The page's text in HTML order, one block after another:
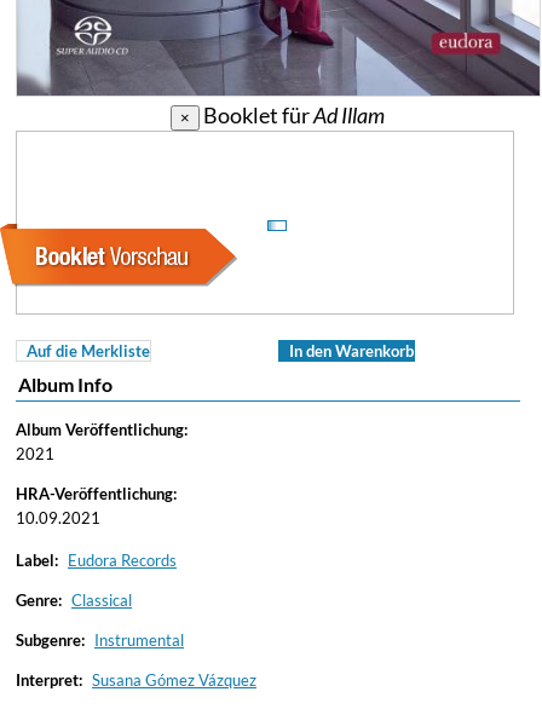
× Booklet fürAd Illam
Auf die Merkliste In den Warenkorb
Album Info
Album Veröffentlichung:
2021
HRA-Veröffentlichung:
10.09.2021
Label: Eudora Records
Genre: Classical
Subgenre: Instrumental
Interpret: Susana Gómez Vázquez